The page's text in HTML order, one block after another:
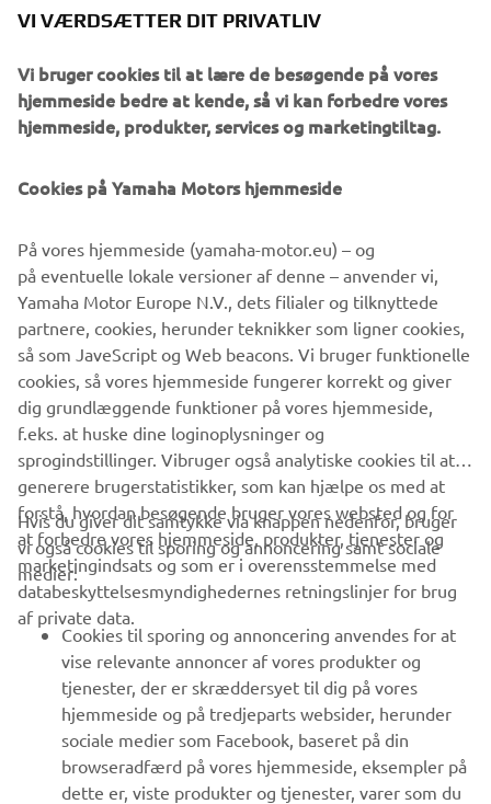
levering, op til fem år efter levering, gælder en forlænget
Dele, der betragtes som forbrugsartikler, såsom batteri,
kobling og andre friktionsdele, er ikke omfattet af
garantien. Der er ingen begrænsning på kilometertal eller
underlagt en særlig begrænset garantiperiode (YFZ50,
YFM90R, YFM110R, YFZ450R, YFM700R samt
YXZ1000R/SS).De fuldstændige garantibetingelser
leveres ved ATV / UTV´s levering.
VIRKSOMHED
B2B
MERE YAMAHA
SUPPORT
NYHEDSBREV
hjemmeside bedre at kende, så vi kan forbedre vores
hjemmeside, produkter, services og marketingtiltag.
på eventuelle lokale versioner af denne – anvender vi,
Yamaha Motor Europe N.V., dets filialer og tilknyttede
partnere, cookies, herunder teknikker som ligner cookies,
så som JaveScript og Web beacons. Vi bruger funktionelle
cookies, så vores hjemmeside fungerer korrekt og giver
dig grundlæggende funktioner på vores hjemmeside,
f.eks. at huske dine loginoplysninger og
sprogindstillinger. Vibruger også analytiske cookies til at
generere brugerstatistikker, som kan hjælpe os med at
forstå, hvordan besøgende bruger vores websted og for
at forbedre vores hjemmeside, produkter, tjenester og
marketingindsats og som er i overensstemmelse med
databeskyttelsesmyndighedernes retningslinjer for brug
af private data.
Hvis du giver dit samtykke via knappen nedenfor, bruger
vi også cookies til sporing og annoncering samt sociale
medier:
Cookies til sporing og annoncering anvendes for at
vise relevante annoncer af vores produkter og
tjenester, der er skræddersyet til dig på vores
hjemmeside og på tredjeparts websider, herunder
sociale medier som Facebook, baseret på din
browseradfærd på vores hjemmeside, eksempler på
dette er, viste produkter og tjenester, varer som du
har tilføjet til din indkøbskurv og varer, som du har